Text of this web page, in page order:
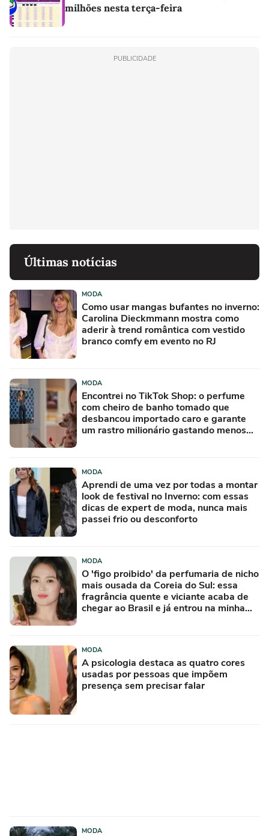
milhões nesta terça-feira
PUBLICIDADE
Últimas notícias
MODA
Como usar mangas bufantes no inverno:
Carolina Dieckmmann mostra como
aderir à trend romântica com vestido
branco comfy em evento no RJ
MODA
Encontrei no TikTok Shop: o perfume
com cheiro de banho tomado que
desbancou importado caro e garante
um rastro milionário gastando menos
MODA
Aprendi de uma vez por todas a montar
look de festival no Inverno: com essas
dicas de expert de moda, nunca mais
passei frio ou desconforto
MODA
O 'figo proibido' da perfumaria de nicho
mais ousada da Coreia do Sul: essa
fragrância quente e viciante acaba de
chegar ao Brasil e já entrou na minha
MODA
A psicologia destaca as quatro cores
usadas por pessoas que impõem
presença sem precisar falar
MODA